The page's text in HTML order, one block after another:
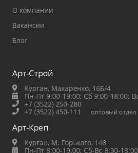
О компании
Вакансии
Блог
Арт-Строй
Курган, Макаренко, 16Б/4
Пн-Пт 9:00-19:00; Сб 9:00-18:00;
+7 (3522) 250-280
+7 (3522) 450-111
оптовый отдел
Арт-Креп
Курган, М. Горького, 148
Пн-Пт 8:00-19:00; Сб-Вс 8:30-18:00